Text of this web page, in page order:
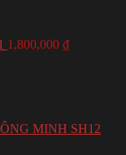
1,800,000 ₫
MINH SH12